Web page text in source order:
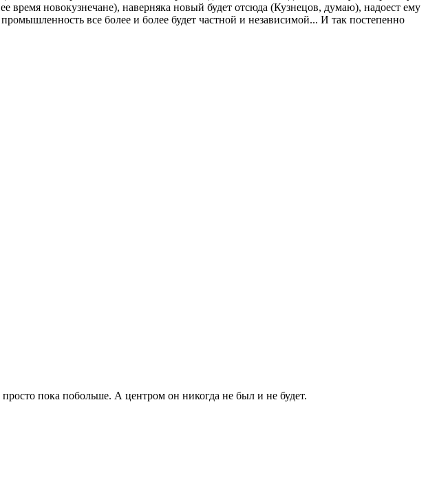
новокузнечане), наверняка новый будет отсюда (Кузнецов, думаю), надоест ему
все более и более будет частной и независимой... И так постепенно
пока побольше. А центром он никогда не был и не будет.